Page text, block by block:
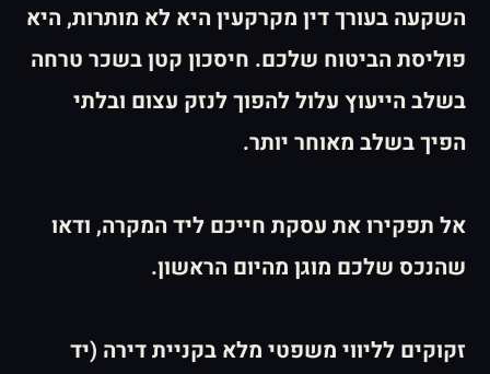
השקעה בעורך דין מקרקעין היא לא מותרות, היא
פוליסת הביטוח שלכם. חיסכון קטן בשכר טרחה
בשלב הייעוץ עלול להפוך לנזק עצום ובלתי
הפיך בשלב מאוחר יותר.
אל תפקירו את עסקת חייכם ליד המקרה, ודאו
שהנכס שלכם מוגן מהיום הראשון.
זקוקים לליווי משפטי מלא בקניית דירה (יד